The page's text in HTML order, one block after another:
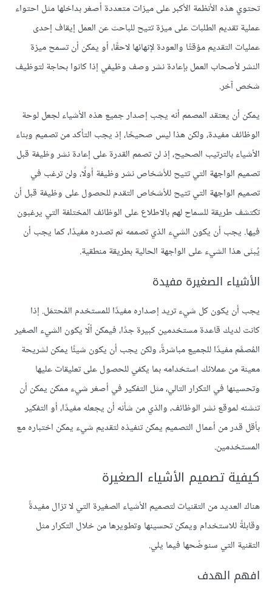
تحتوي هذه الأنظمة الأكبر على ميزات متعددة أصغر بداخلها مثل احتواء
عملية تقديم الطلبات على ميزة تتيح للباحث عن العمل إيقاف إحدى
عمليات التقديم مؤقتًا والعودة لإنهائها لاحقًا، أو يمكن أن تسمح ميزة
النشر لأصحاب العمل بإعادة نشر وصف وظيفي إذا كانوا بحاجة لتوظيف
شخص آخر.
يمكن أن يعتقد المصمم أنه يجب إصدار جميع هذه الأشياء لجعل لوحة
الوظائف مفيدة، ولكن هذا ليس صحيحًا، إذ يجب التأكد من تصميم وبناء
الأشياء بالترتيب الصحيح، إذ لن تصمم القدرة على إعادة نشر وظيفة قبل
تصميم الواجهة التي تتيح للأشخاص نشر وظيفة أولًا، ولن ترغب في
تصميم الواجهة التي تتيح للأشخاص التقدم للحصول على وظيفة قبل أن
تكتشف طريقة للسماح لهم بالاطلاع على الوظائف المختلفة التي يرغبون
فيها. يجب أن يكون الشيء الذي تصممه ثم تصدره مفيدًا، كما يجب أن
يُبنَى هذا الشيء على الواجهة الحالية بطريقة منطقية.
الأشياء الصغيرة مفيدة
يجب أن يكون كل شيء تريد إصداره مفيدًا للمستخدم المُحتمَل. إذا
كانت لديك قاعدة مستخدمين كبيرة جدًا، فيمكن ألّا يكون الشيء الصغير
المُصمَّم مفيدًا للجميع مباشرةً، ولكن يجب أن يكون شيئًا يمكن لشريحة
معينة من عملائك استخدامه بما يكفي للحصول على تعليقات عليها
وتحسينها في التكرار التالي، مثل التفكير في أصغر شيء ممكن يمكن أن
تنشئه لموقع نشر الوظائف، والذي من شأنه أن يجعله مفيدًا، أو التفكير
بأقل قدر من أعمال التصميم يمكن تنفيذه لتقديم شيء يمكن اختباره مع
المستخدمين.
كيفية تصميم الأشياء الصغيرة
هناك العديد من التقنيات لتصميم الأشياء الصغيرة التي لا تزال مفيدةً
وقابلةً للاستخدام ويمكن تحسينها وتطويرها من خلال التكرار مثل
التقنية التي سنوضّحها فيما يلي.
افهم الهدف